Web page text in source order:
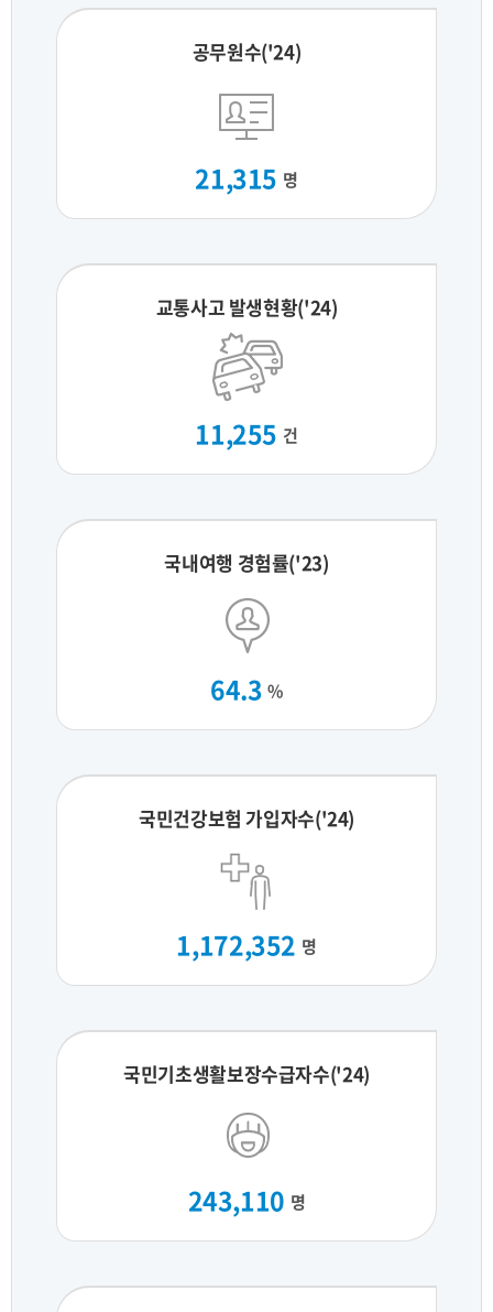
공무원수('24)
21,315 명
교통사고 발생현황('24)
11,255 건
국내여행 경험률('23)
64.3 %
국민건강보험 가입자수('24)
1,172,352 명
국민기초생활보장수급자수('24)
243,110 명